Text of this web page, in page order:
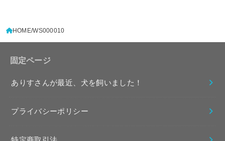
HOME WS000010
固定ページ
ありすさんが最近、犬を飼いました！
プライバシーポリシー